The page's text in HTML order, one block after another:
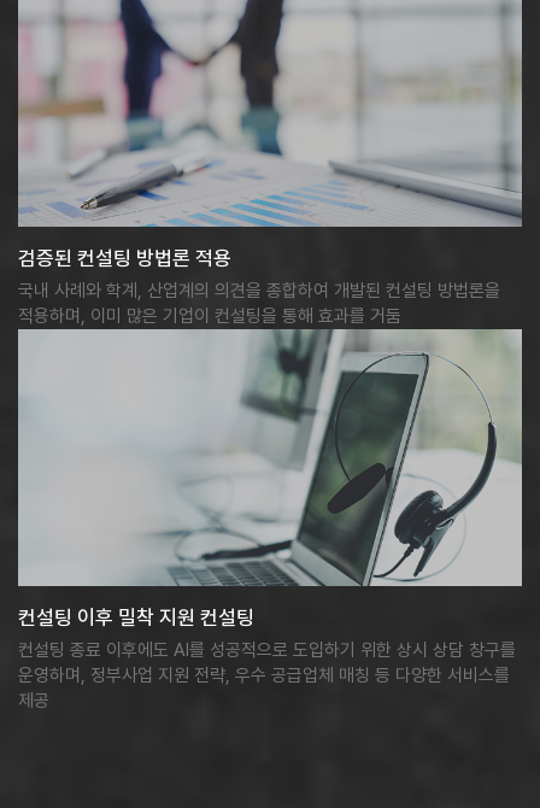
검증된 컨설팅 방법론 적용
국내 사례와 학계, 산업계의 의견을 종합하여 개발된 컨설팅 방법론을
적용하며, 이미 많은 기업이 컨설팅을 통해 효과를 거둠
컨설팅 이후 밀착 지원 컨설팅
컨설팅 종료 이후에도 AI를 성공적으로 도입하기 위한 상시 상담 창구를
운영하며, 정부사업 지원 전략, 우수 공급업체 매칭 등 다양한 서비스를
제공